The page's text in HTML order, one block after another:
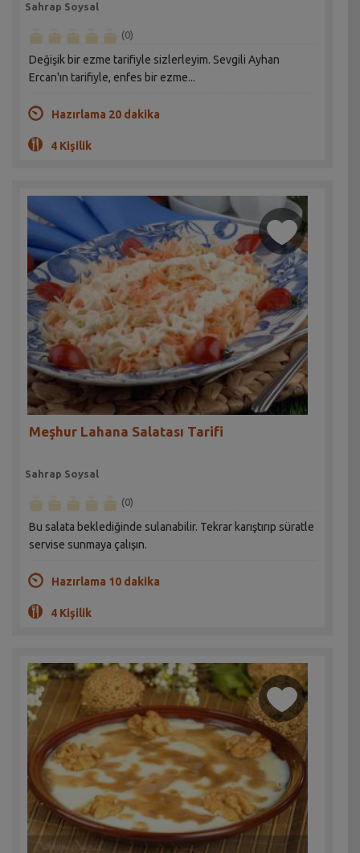
Sahrap Soysal
(0)
Değişik bir ezme tarifiyle sizlerleyim. Sevgili Ayhan
Ercan'ın tarifiyle, enfes bir ezme...
Hazırlama 20 dakika
4 Kişilik
Meşhur Lahana Salatası Tarifi
Sahrap Soysal
(0)
Bu salata beklediğinde sulanabilir. Tekrar karıştırıp süratle
servise sunmaya çalışın.
Hazırlama 10 dakika
4 Kişilik